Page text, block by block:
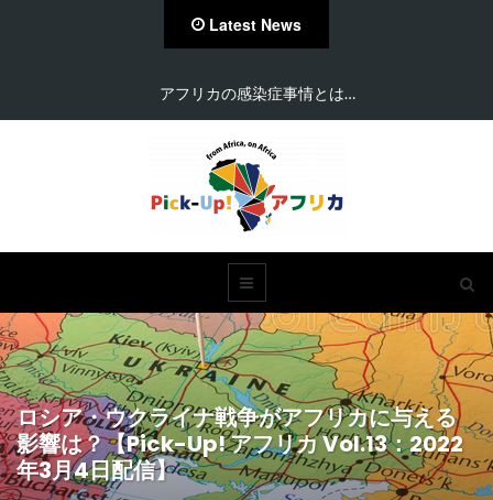
Latest News
アフリカの感染症事情とは…
ロシア・ウクライナ戦争がアフリカに与える
影響は？【Pick-Up! アフリカ Vol.13：2022
年3月4日配信】